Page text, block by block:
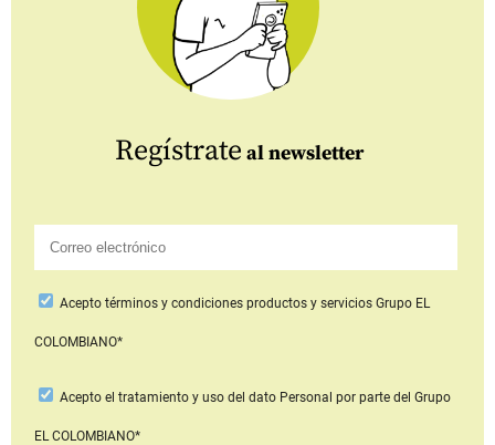
Regístrate al newsletter
Aceptotérminos y condiciones productos y serviciosGrupo EL
COLOMBIANO*
Acepto el tratamiento y uso del dato Personal por parte del Grupo
EL COLOMBIANO*